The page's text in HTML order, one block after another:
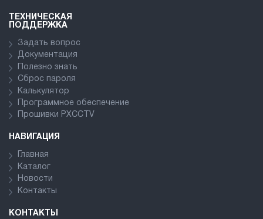
ТЕХНИЧЕСКАЯ
ПОДДЕРЖКА
Задать вопрос
Документация
Полезно знать
Сброс пароля
Калькулятор
Программное обеспечение
Прошивки PXCCTV
НАВИГАЦИЯ
Главная
Каталог
Новости
Контакты
КОНТАКТЫ